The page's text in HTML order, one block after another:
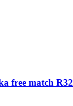
free match R32